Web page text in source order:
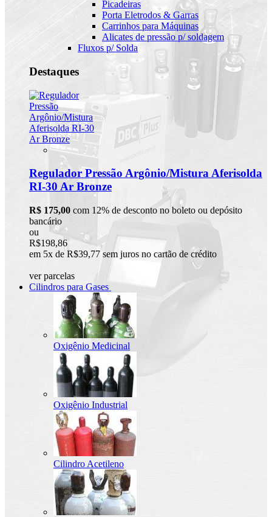
Picadeiras
Porta Eletrodos & Garras
Carrinhos para Máquinas
Alicates de pressão p/ soldagem
Fluxos p/ Solda
Destaques
Regulador Pressão Argônio/Mistura Aferisolda
RI-30 Ar Bronze
R$ 175,00 com 12% de desconto no boleto ou depósito
bancário
ou
R$198,86
em 5x de R$39,77 sem juros no cartão de crédito
ver parcelas
Cilindros para Gases
Oxigênio Medicinal
Oxigênio Industrial
Cilindro Acetileno